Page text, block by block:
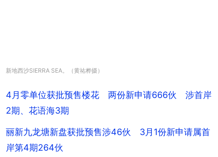
新地西沙SIERRA SEA。（黄祐桦摄）
4月零单位获批预售楼花 两份新申请666伙 涉首岸
2期、花语海3期
丽新九龙塘新盘获批预售涉46伙 3月1份新申请属首
岸第4期264伙